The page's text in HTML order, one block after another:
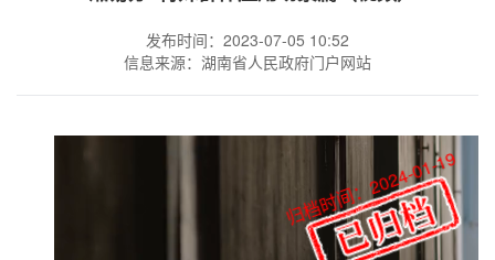
发布时间：2023-07-05 10:52
信息来源：湖南省人民政府门户网站
归档时间：2024-01-19